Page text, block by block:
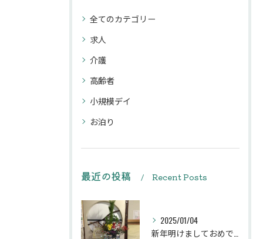
全てのカテゴリー
求人
介護
高齢者
小規模デイ
お泊り
最近の投稿 Recent Posts
2025/01/04